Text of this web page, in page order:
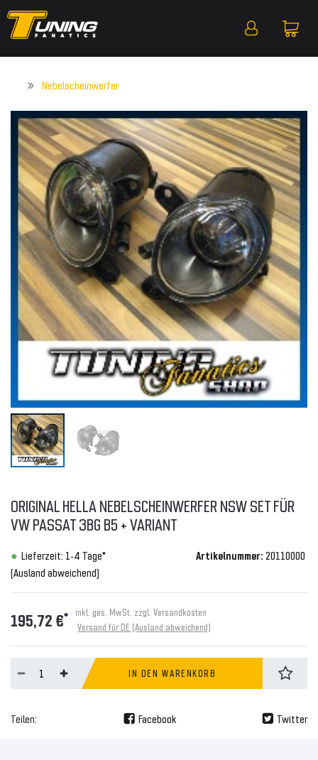
Nebelscheinwerfer
ORIGINAL HELLA NEBELSCHEINWERFER NSW SET FÜR
VW PASSAT 3BG B5 + VARIANT
Lieferzeit: 1-4 Tage*
(Ausland abweichend)
Artikelnummer: 20110000
195,72 €* inkl. ges. MwSt. zzgl. Versandkosten
Versand für DE (Ausland abweichend)
IN DEN WARENKORB
Teilen: Facebook Twitter